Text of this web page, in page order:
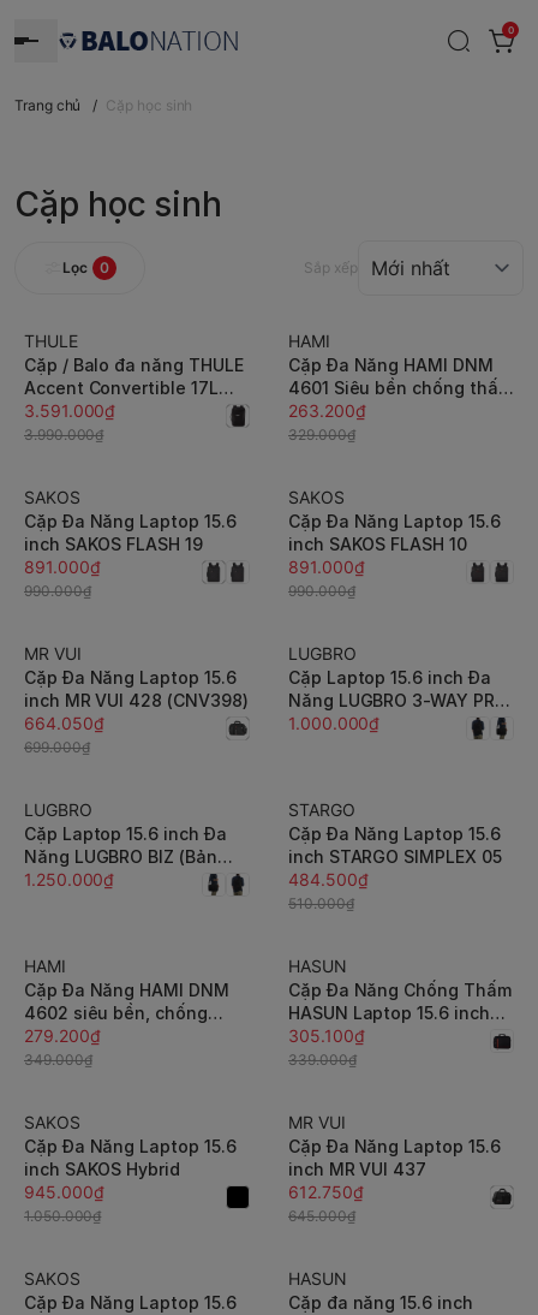
0
Trang chủ / Cặp học sinh
Cặp học sinh
Lọc 0 Sắp xếp
-10%
THULE
Cặp / Balo đa năng THULE
Accent Convertible 17L
laptop 16 / tablet 10.5
inch, 2 trong 1, gài vali
3.591.000₫
3.990.000₫
-20%
HAMI
Cặp Đa Năng HAMI DNM
4601 Siêu bền chống thấm
nước chính hãng bảo hành
12 tháng
263.200₫
329.000₫
-10%
SAKOS
Cặp Đa Năng Laptop 15.6
inch SAKOS FLASH 19
891.000₫
990.000₫
-10%
SAKOS
Cặp Đa Năng Laptop 15.6
inch SAKOS FLASH 10
891.000₫
990.000₫
-5%
MR VUI
Cặp Đa Năng Laptop 15.6
inch MR VUI 428 (CNV398)
664.050₫
699.000₫
LUGBRO
Cặp Laptop 15.6 inch Đa
Năng LUGBRO 3-WAY PRO
BAG M (Bản Tiêu Chuẩn)
1.000.000₫
LUGBRO
Cặp Laptop 15.6 inch Đa
Năng LUGBRO BIZ (Bản
Cao Cấp - Nhiều Phân
1.250.000₫
-5%
STARGO
Cặp Đa Năng Laptop 15.6
inch STARGO SIMPLEX 05
484.500₫
510.000₫
-20%
HAMI
Cặp Đa Năng HAMI DNM
4602 siêu bền, chống
nước chính hãng bảo hành
12 tháng
279.200₫
349.000₫
-10%
HASUN
Cặp Đa Năng Chống Thấm
HASUN Laptop 15.6 inch
HS 82
305.100₫
339.000₫
-10%
SAKOS
Cặp Đa Năng Laptop 15.6
inch SAKOS Hybrid
945.000₫
1.050.000₫
-5%
MR VUI
Cặp Đa Năng Laptop 15.6
inch MR VUI 437
612.750₫
645.000₫
-10%
SAKOS
Cặp Đa Năng Laptop 15.6
-10%
HASUN
Cặp đa năng 15.6 inch